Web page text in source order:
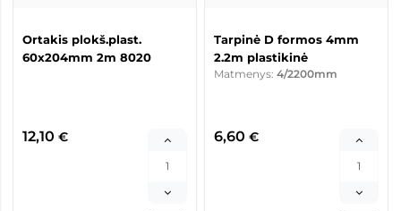
Ortakis plokš.plast.
60x204mm 2m 8020
12,10 €
Tarpinė D formos 4mm
2.2m plastikinė
Matmenys: 4/2200mm
6,60 €